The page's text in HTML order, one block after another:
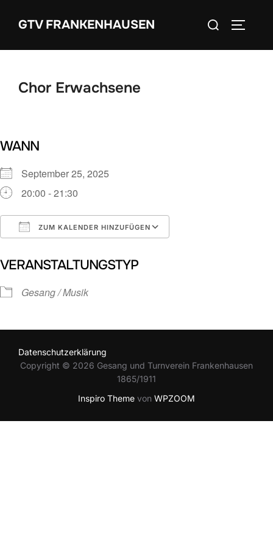
InhaltGTV FRANKENHAUSEN
Suchen
Chor Erwachsene
WANN
September 25, 2025
20:00 - 21:30
ZUM KALENDER HINZUFÜGEN
VERANSTALTUNGSTYP
Gesang / Musik
Datenschutzerklärung
Copyright © 2026 Gesang und Turnverein Frankenhausen
1865/1911
Inspiro Theme von WPZOOM